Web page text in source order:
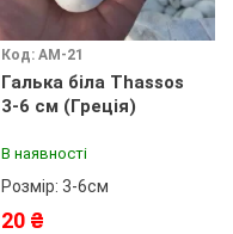
Код: АМ-21
Галька біла Thassos
3-6 см (Греція)
В наявності
Розмір: 3-6см
20 ₴